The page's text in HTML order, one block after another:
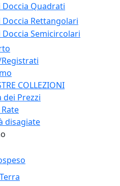
Doccia Quadrati
Doccia Rettangolari
Doccia Semicircolari
COLLEZIONI
dei Prezzi
disagiate